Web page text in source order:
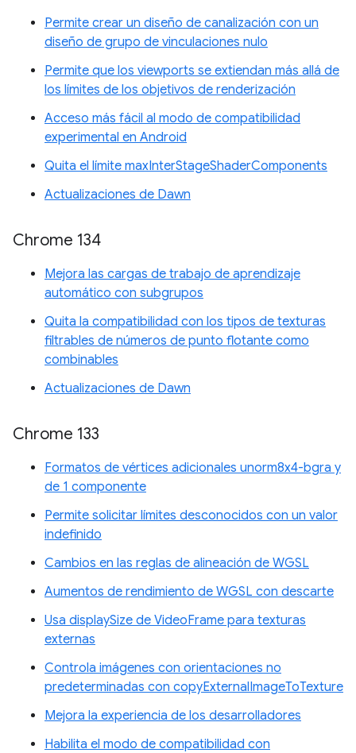
Permite crear un diseño de canalización con un
diseño de grupo de vinculaciones nulo
Permite que los viewports se extiendan más allá de
los límites de los objetivos de renderización
Acceso más fácil al modo de compatibilidad
experimental en Android
Quita el límite maxInterStageShaderComponents
Actualizaciones de Dawn
Chrome 134
Mejora las cargas de trabajo de aprendizaje
automático con subgrupos
Quita la compatibilidad con los tipos de texturas
filtrables de números de punto flotante como
combinables
Actualizaciones de Dawn
Chrome 133
Formatos de vértices adicionales unorm8x4-bgra y
de 1 componente
Permite solicitar límites desconocidos con un valor
indefinido
Cambios en las reglas de alineación de WGSL
Aumentos de rendimiento de WGSL con descarte
Usa displaySize de VideoFrame para texturas
externas
Controla imágenes con orientaciones no
predeterminadas con copyExternalImageToTexture
Mejora la experiencia de los desarrolladores
Habilita el modo de compatibilidad con